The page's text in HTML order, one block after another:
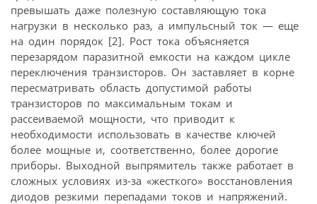
превышать даже полезную составляющую тока
нагрузки в несколько раз, а импульсный ток — еще
на один порядок [2]. Рост тока объясняется
перезарядом паразитной емкости на каждом цикле
переключения транзисторов. Он заставляет в корне
пересматривать область допустимой работы
транзисторов по максимальным токам и
рассеиваемой мощности, что приводит к
необходимости использовать в качестве ключей
более мощные и, соответственно, более дорогие
приборы. Выходной выпрямитель также работает в
сложных условиях из-за «жесткого» восстановления
диодов резкими перепадами токов и напряжений.